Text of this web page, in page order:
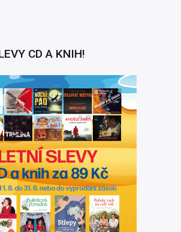
CD A KNIH!